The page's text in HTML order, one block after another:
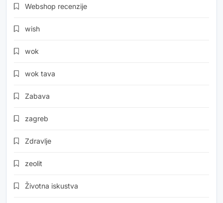
Webshop recenzije
wish
wok
wok tava
Zabava
zagreb
Zdravlje
zeolit
Životna iskustva